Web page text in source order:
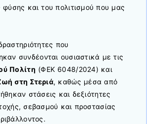
φύσης και του πολιτισμού που μας
που
συνδέονται ουσιαστικά με τις
Πολίτη (ΦΕΚ 6048/2024) και
στη Στεριά, καθώς μέσα από
στάσεις και δεξιότητες
σεβασμού και προστασίας